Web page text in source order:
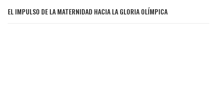
EL IMPULSO DE LA MATERNIDAD HACIA LA GLORIA OLÍMPICA